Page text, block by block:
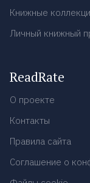
Книжные
Личный книжный
ReadRate
О проекте
Контакты
Правила сайта
Соглашение о